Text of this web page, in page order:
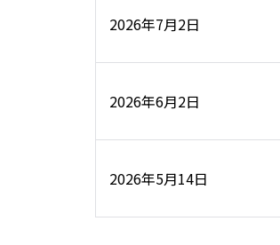
2026年7月2日
2026年6月2日
2026年5月14日